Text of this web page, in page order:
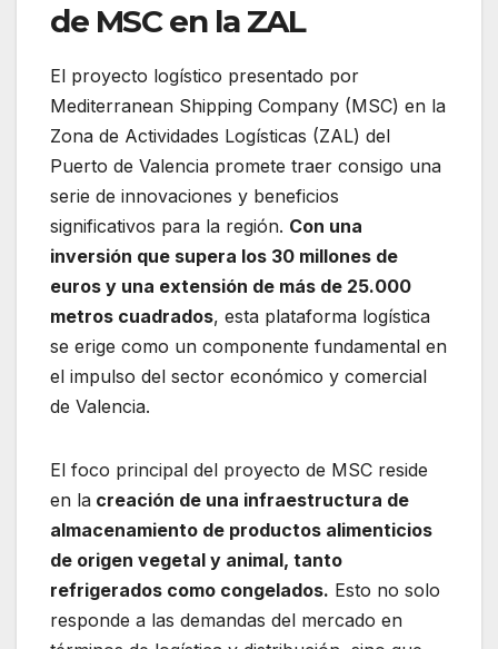
de MSC en la ZAL
El proyecto logístico presentado por
Mediterranean Shipping Company (MSC) en la
Zona de Actividades Logísticas (ZAL) del
Puerto de Valencia promete traer consigo una
serie de innovaciones y beneficios
significativos para la región. Con una
inversión que supera los 30 millones de
euros y una extensión de más de 25.000
metros cuadrados, esta plataforma logística
se erige como un componente fundamental en
el impulso del sector económico y comercial
de Valencia.
El foco principal del proyecto de MSC reside
en la creación de una infraestructura de
almacenamiento de productos alimenticios
de origen vegetal y animal, tanto
refrigerados como congelados. Esto no solo
responde a las demandas del mercado en